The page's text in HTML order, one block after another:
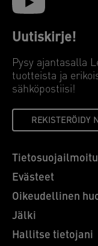
Uutiskirje!
Pysy ajantasalla
tuotteista ja
sähköpostiisi!
REKISTERÖIDY
Evästeet
Oikeudellinen
Jälki
Hallitse tietojani